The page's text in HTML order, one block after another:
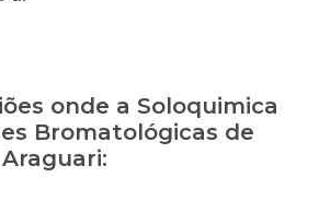
onde a Soloquimica
Bromatológicas de